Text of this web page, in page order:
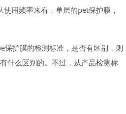
用频率来看，单层的pet保护膜，
护膜的检测标准，是否有区别，则
什么区别的。不过，从产品检测标